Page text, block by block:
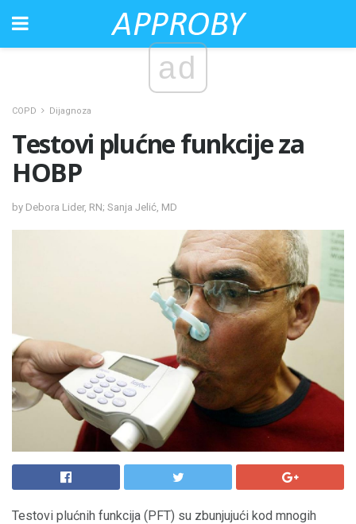
ad
COPD Dijagnoza
Testovi plućne funkcije za
HOBP
by Debora Lider, RN; Sanja Jelić, MD
Testovi plućnih funkcija (PFT) su zbunjujući kod mnogih